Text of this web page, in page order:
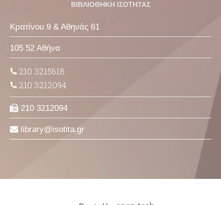
ΒΙΒΛΙΟΘΗΚΗ ΙΣΟΤΗΤΑΣ
Κρατίνου 9 & Αθηνάς 61
105 52 Αθήνα
210 3215618
210 3212094
210 3212094
library isotita gr